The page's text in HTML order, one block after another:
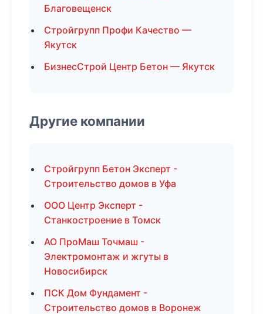
Благовещенск
Стройгрупп Профи Качество —
Якутск
БизнесСтрой Центр Бетон — Якутск
Другие компании
Стройгрупп Бетон Эксперт -
Строительство домов в Уфа
ООО Центр Эксперт -
Станкостроение в Томск
АО ПроМаш Точмаш -
Электромонтаж и жгуты в
Новосибирск
ПСК Дом Фундамент -
Строительство домов в Воронеж